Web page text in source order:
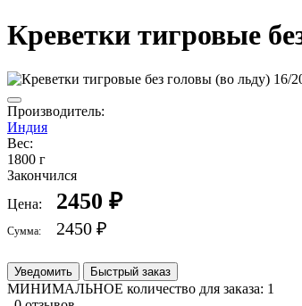
Креветки тигровые
Производитель:
Индия
Вес:
1800 г
Закончился
Цена:
2450 ₽
Сумма: 2450 ₽
Уведомить Быстрый заказ
МИНИМАЛЬНОЕ количество для заказа: 1